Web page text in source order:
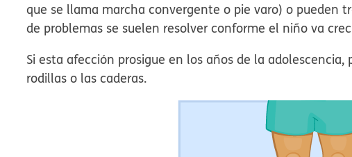
que se llama marcha convergente o pie varo) o pueden
de problemas se suelen resolver conforme el niño va
Si esta afección prosigue en los años de la
rodillas o las caderas.